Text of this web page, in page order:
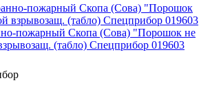
пожарный Скопа (Сова) "Порошок не
(табло) Спецприбор 019603